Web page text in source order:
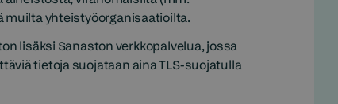
muilta yhteistyöorganisaatioilta.
lisäksi Sanaston verkkopalvelua, jossa
tietoja suojataan aina TLS-suojatulla